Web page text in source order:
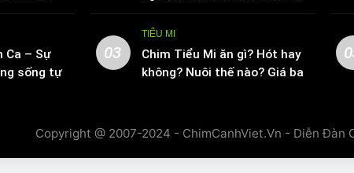
Ca – Sự
sống tự
biết
03
TIỂU MI
Chim Tiểu Mi ăn gì? Hót hay
không? Nuôi thế nào? Giá bao
Copyright @ 2007-2024 - ChimCanhViet.Vn - Diễn Đàn